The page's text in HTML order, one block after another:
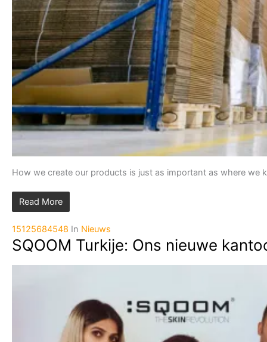
How we create our products is just as important as where
Read More
15125684548 In Nieuws
SQOOM Turkije: Ons nieuwe